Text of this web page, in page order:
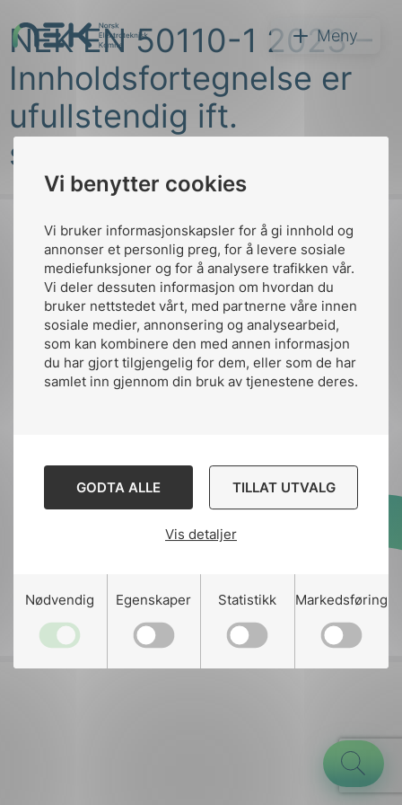
Vi benytter cookies
Vi bruker informasjonskapsler for å gi innhold og
annonser et personlig preg, for å levere sosiale
mediefunksjoner og for å analysere trafikken vår.
Vi deler dessuten informasjon om hvordan du
bruker nettstedet vårt, med partnerne våre innen
sosiale medier, annonsering og analysearbeid,
som kan kombinere den med annen informasjon
du har gjort tilgjengelig for dem, eller som de har
samlet inn gjennom din bruk av tjenestene deres.
GODTA ALLE TILLAT UTVALG
Vis detaljer
Nødvendig Egenskaper Statistikk Markedsføring
til
innhold
NEK Meny
Søk
NEK EN 50110-1 2023 –
Innholdsfortegnelse er
ufullstendig ift.
standarden
Kontakt oss
Designed and developed
Til
toppen